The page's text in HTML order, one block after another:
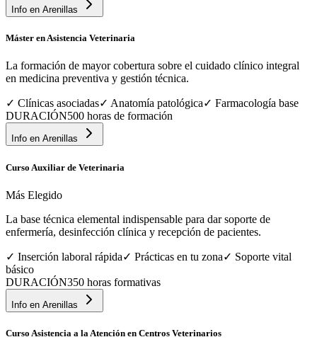
Info en Arenillas
Máster en Asistencia Veterinaria
La formación de mayor cobertura sobre el cuidado clínico integral
en medicina preventiva y gestión técnica.
✓ Clínicas asociadas✓ Anatomía patológica✓ Farmacología base
DURACIÓN500 horas de formación
Info en Arenillas
Curso Auxiliar de Veterinaria
Más Elegido
La base técnica elemental indispensable para dar soporte de
enfermería, desinfección clínica y recepción de pacientes.
✓ Inserción laboral rápida✓ Prácticas en tu zona✓ Soporte vital
básico
DURACIÓN350 horas formativas
Info en Arenillas
Curso Asistencia a la Atención en Centros Veterinarios